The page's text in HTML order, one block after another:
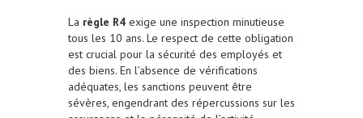
La règle R4 exige une inspection minutieuse
tous les 10 ans. Le respect de cette obligation
est crucial pour la sécurité des employés et
des biens. En l’absence de vérifications
adéquates, les sanctions peuvent être
sévères, engendrant des répercussions sur les